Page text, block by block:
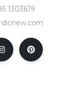
1303619